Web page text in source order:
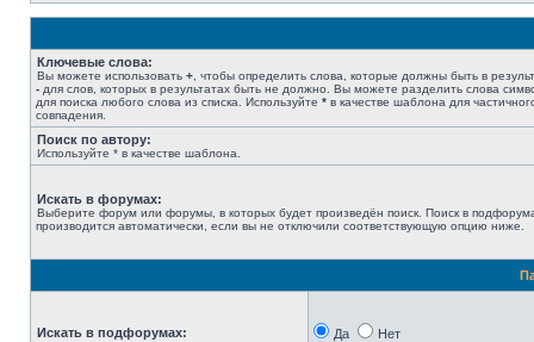
Ключевые слова:
Вы можете использовать + , чтобы определить слова, которые должны быть в
- для слов, которых в результатах быть не должно. Вы можете разделить слова
для поиска любого слова из списка. Используйте * в качестве шаблона для
совпадения.
Поиск по автору:
Используйте * в качестве шаблона.
Искать в форумах:
Выберите форум или форумы, в которых будет произведён поиск. Поиск в
производится автоматически, если вы не отключили соответствующую опцию ниже.
Искать в подфорумах: Да Нет